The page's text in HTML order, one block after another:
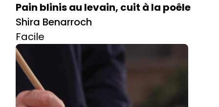
Pain blinis au levain, cuit à la poêle
Shira Benarroch
Facile